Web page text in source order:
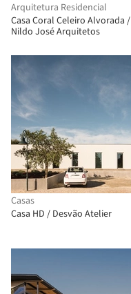
Arquitetura Residencial
Casa Coral Celeiro Alvorada /
Nildo José Arquitetos
Casas
Casa HD / Desvão Atelier